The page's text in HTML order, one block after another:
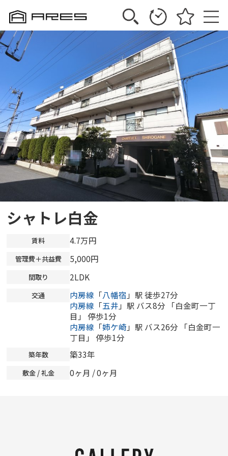
シャトレ白金
賃料 4.7万円
管理費＋共益費 5,000円
間取り 2LDK
交通 内房線 「八幡宿 」駅 徒歩27分
内房線 「五井 」駅 バス8分 「白金町一丁
目」 停歩1分
内房線 「姉ケ崎 」駅 バス26分 「白金町一
丁目」 停歩1分
築年数 築33年
敷金 / 礼金 0ヶ月 /0ヶ月